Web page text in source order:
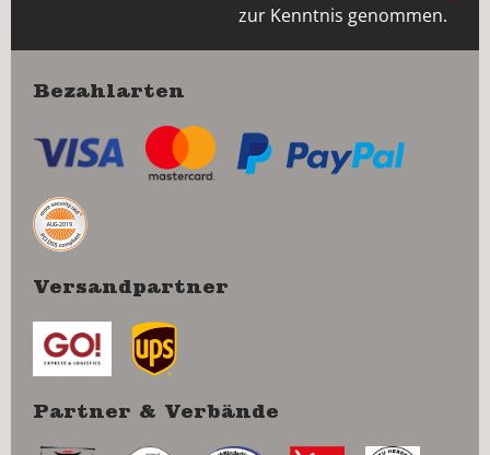
zur Kenntnis genommen.
Bezahlarten
Versandpartner
Partner & Verbände